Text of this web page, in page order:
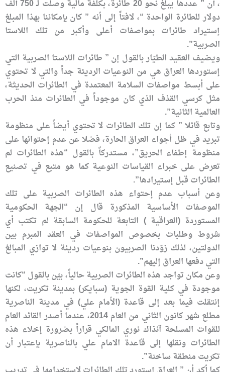
، أن ” عددها يبلغ نحو 20 طائرة، بكلفة مالية وصلت لـ 750 ألف
دولار للطائرة الواحدة “، لافتاً إلى أنه ” كان بإمكاننا بهذا المبلغ
إستيراد طائرات بمواصفات أعلى وأكبر من تلك اللاستا
الصربية”.
ويضيف العقيد الطيّار بالقول إن ” طائرات اللاستا الصربية التي
إستوردها العراق هي من النوعيات الرديئة جداً والتي لا تحتوي
على أبسط مواصفات السلامة المعتمدة في الطائرات الحديثة،
مثل كرسي القذف الذي كان موجوداً في الطائرات منذ الحرب
العالمية الثانية”.
وتابع قائلا ” كما إن تلك الطائرات لا تحتوي أيضاً على منظومة
تبريد في ظل أجواء العراق الحارة، فضلا عن عدم إحتوائها على
منظومة إطفاء الحريق”، مستدركاً بالقول “هذه الطائرات لم
تعرض على خبراء القياسات النوعية كما هو متبع في تصنيع
الطائرات قبل إستيرادها”.
وعن أسباب عدم إحتواء هذه الطائرات الصربية على تلك
الموصفات الأساسية المذكورة قال إن “الجهة الحكومية
المستوردة (العراقية ) التابعة للحكومة السابقة لم تكتب أي
شروط وطلبات بخصوص المواصفات في العقد المبرم بين
الدولتين، لذلك زوّدنا الصربيون بنوعيات رديئة لا توازي المبالغ
التي دفعها العراق إليهم”.
وعن مكان تواجد هذه الطائرات الصربية حالياً، بيّن بالقول “كانت
موجودة في كلية القوة الجوية (سبايكر) بمدينة تكريت، لكنها
إنتقلت فيما بعد إلى قاعدة (الأمام علي) في مدينة الناصرية
مطلع شهر كانون الثاني من العام 2014، عندما أصدر القائد العام
للقوات المسلحة آنذاك نوري المالكي قراراً بضرورة إخلاء هذه
الطائرات ونقلها إلى قاعدة الامام علي بالناصرية بإعتبار أن
تكريت منطقة ساخنة”.